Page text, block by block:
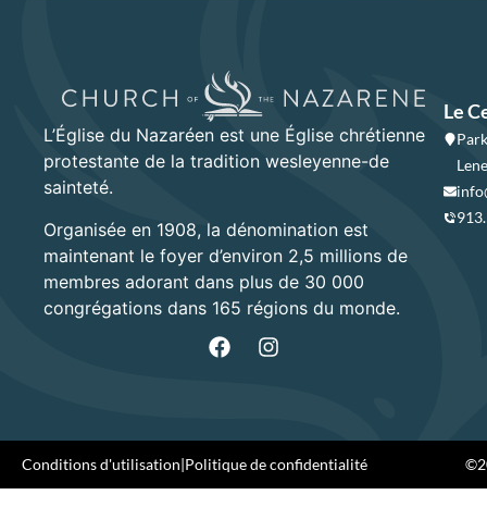
L’Église du Nazaréen est une Église chrétienne
protestante de la tradition wesleyenne-de
sainteté.
Organisée en 1908, la dénomination est
maintenant le foyer d’environ 2,5 millions de
membres adorant dans plus de 30 000
congrégations dans 165 régions du monde.
Le
Conditions d'utilisation|Politique de confidentialité